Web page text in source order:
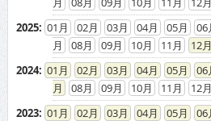
2025: 01 02 03 04 05 06
08
09 10 11
12
2024: 01 02 03 04 05 06
08
09 10 11
12
2023: 01 02 03 04 05 06